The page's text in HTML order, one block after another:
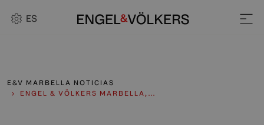
ES
E&V MARBELLA NOTICIAS
ENGEL & VÖLKERS MARBELLA,…